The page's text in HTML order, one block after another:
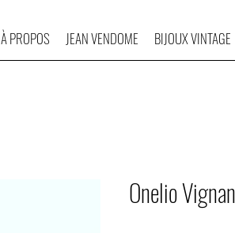
À PROPOS JEAN VENDOME BIJOUX VINTAGE
Onelio